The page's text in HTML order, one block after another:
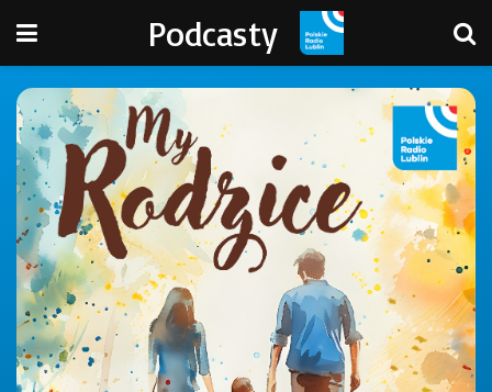
Podcasty